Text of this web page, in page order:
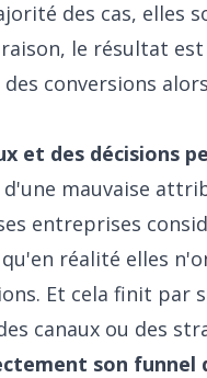
des cas, elles
le résultat
conversions
et des décisions
mauvaise
entreprises
qu'en réalité elles
Et cela finit par
canaux ou des
son funnel